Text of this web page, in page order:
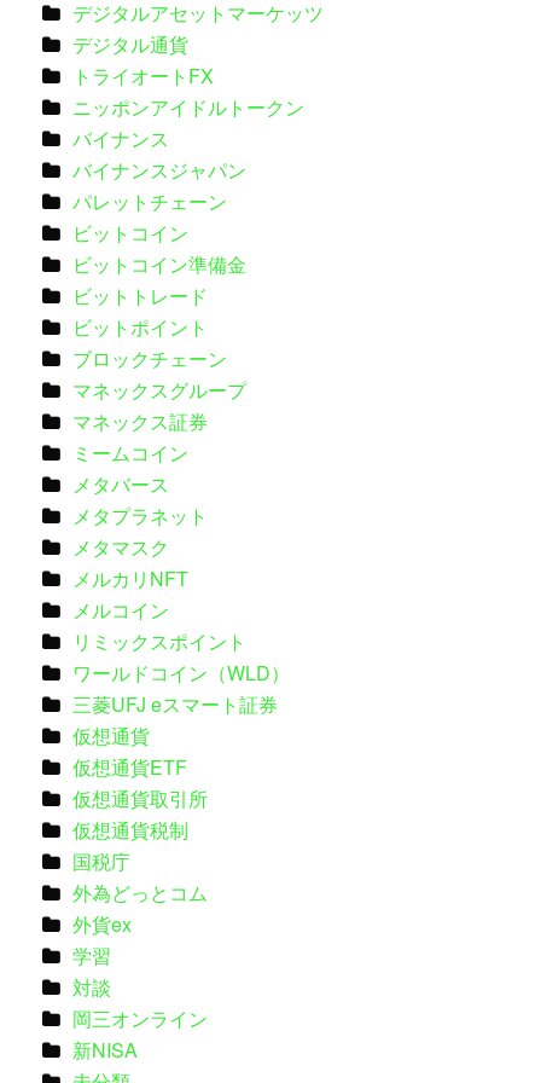
デジタルアセットマーケッツ
デジタル通貨
トライオートFX
ニッポンアイドルトークン
バイナンス
バイナンスジャパン
パレットチェーン
ビットコイン
ビットコイン準備金
ビットトレード
ビットポイント
ブロックチェーン
マネックスグループ
マネックス証券
ミームコイン
メタバース
メタプラネット
メタマスク
メルカリNFT
メルコイン
リミックスポイント
ワールドコイン（WLD）
三菱UFJ eスマート証券
仮想通貨
仮想通貨ETF
仮想通貨取引所
仮想通貨税制
国税庁
外為どっとコム
外貨ex
学習
対談
岡三オンライン
新NISA